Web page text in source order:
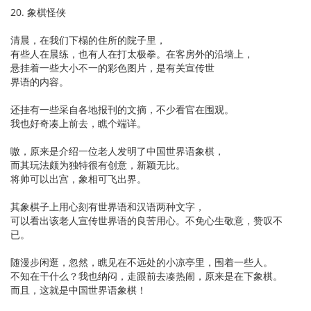
20. 象棋怪侠
清晨，在我们下榻的住所的院子里，
有些人在晨练，也有人在打太极拳。在客房外的沿墙上，
悬挂着一些大小不一的彩色图片，是有关宣传世
界语的内容。
还挂有一些采自各地报刊的文摘，不少看官在围观。
我也好奇凑上前去，瞧个端详。
嗷，原来是介绍一位老人发明了中国世界语象棋，
而其玩法颇为独特很有创意，新颖无比。
将帅可以出宫，象相可飞出界。
其象棋子上用心刻有世界语和汉语两种文字，
可以看出该老人宣传世界语的良苦用心。不免心生敬意，赞叹不
已。
随漫步闲逛，忽然，瞧见在不远处的小凉亭里，围着一些人。
不知在干什么？我也纳闷，走跟前去凑热闹，原来是在下象棋。
而且，这就是中国世界语象棋！